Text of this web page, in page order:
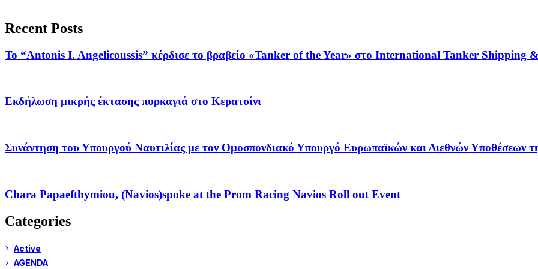
Recent Posts
Το “Antonis I. Angelicoussis” κέρδισε το βραβείο «Tanker of the Year» στο International Tanker Shipping
Εκδήλωση μικρής έκτασης πυρκαγιά στο Κερατσίνι
Συνάντηση του Υπουργού Ναυτιλίας με τον Ομοσπονδιακό Υπουργό Ευρωπαϊκών και Διεθνών Υποθέσεων
Chara Papaefthymiou, (Navios)spoke at the Prom Racing Navios Roll out Event
Categories
Active
AGENDA